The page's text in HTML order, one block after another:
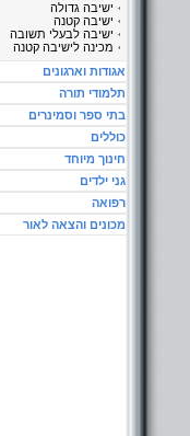
ישיבה גדולה
ישיבה קטנה
ישיבה לבעלי תשובה
מכינה לישיבה קטנה
אגודות וארגונים
תלמודי תורה
בתי ספר וסמינרים
כוללים
חינוך מיוחד
גני ילדים
רפואה
מכונים והצאה לאור